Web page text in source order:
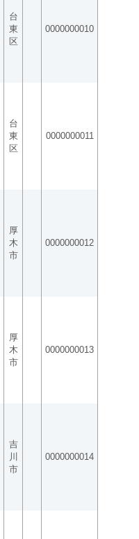
台
東
区
0000000010
台
東
区
0000000011
厚
木
市
0000000012
厚
木
市
0000000013
吉
川
市
0000000014